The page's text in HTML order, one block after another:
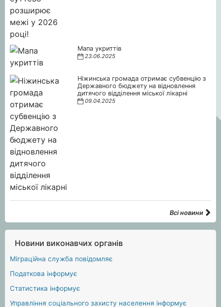
Мапа укриттів
23.06.2025
Ніжинська громада отримає субвенцію з
Державного бюджету на відновлення
дитячого відділення міської лікарні
09.04.2025
Всі новини
Новини виконавчих органів
Міграційна служба повідомляє
Податкова інформує
Статистика інформує
Управління соціального захисту населення інформує